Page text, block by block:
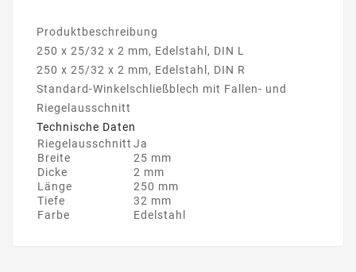
Produktbeschreibung
250 x 25/32 x 2 mm, Edelstahl, DIN L
250 x 25/32 x 2 mm, Edelstahl, DIN R
Standard-Winkelschließblech mit Fallen- und
Riegelausschnitt
Technische Daten
Riegelausschnitt Ja
Breite
25 mm
Dicke
2 mm
Länge
250 mm
Tiefe
32 mm
Farbe
Edelstahl